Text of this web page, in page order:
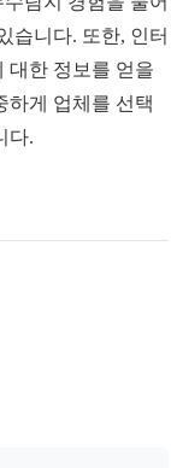
습니다. 또한, 인터
대한 정보를 얻을
하게 업체를 선택
다.